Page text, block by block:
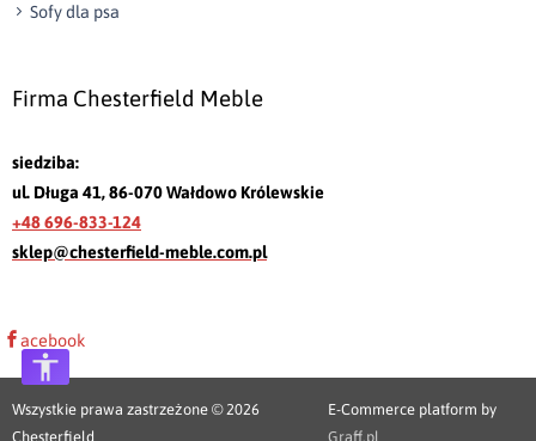
Sofy dla psa
Firma Chesterfield Meble
siedziba:
ul. Długa 41, 86-070 Wałdowo Królewskie
+48 696-833-124
sklep@chesterfield-meble.com.pl
acebook
Wszystkie prawa zastrzeżone © 2026
Chesterfield
E-Commerce platform by
Graff.pl